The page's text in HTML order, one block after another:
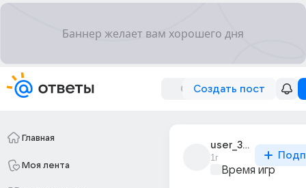
Создать пост
Главная
Моя лента
user_318856493
1г
Время игр